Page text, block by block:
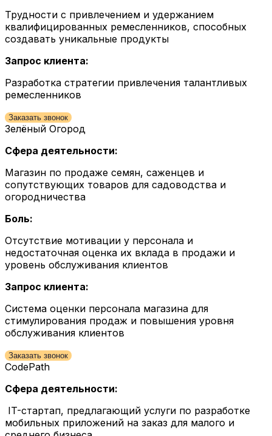
Трудности с привлечением и удержанием
квалифицированных ремесленников, способных
создавать уникальные продукты
Запрос клиента:
Разработка стратегии привлечения талантливых
ремесленников
Заказать звонок
Зелёный Огород
Сфера деятельности:
Магазин по продаже семян, саженцев и
сопутствующих товаров для садоводства и
огородничества
Боль:
Отсутствие мотивации у персонала и
недостаточная оценка их вклада в продажи и
уровень обслуживания клиентов
Запрос клиента:
Система оценки персонала магазина для
стимулирования продаж и повышения уровня
обслуживания клиентов
Заказать звонок
CodePath
Сфера деятельности:
IT-стартап, предлагающий услуги по разработке
мобильных приложений на заказ для малого и